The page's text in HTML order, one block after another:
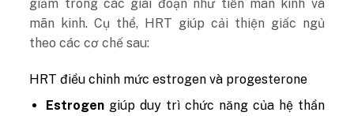
giảm trong các giai đoạn như tiền mãn kinh và
mãn kinh. Cụ thể, HRT giúp cải thiện giấc ngủ
theo các cơ chế sau:
HRT điều chỉnh mức estrogen và progesterone
Estrogen giúp duy trì chức năng của hệ thần